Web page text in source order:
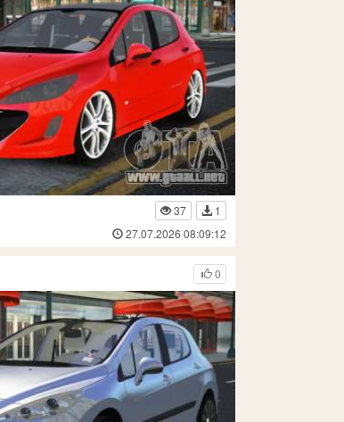
37
1
27.07.2026 08:09:12
0